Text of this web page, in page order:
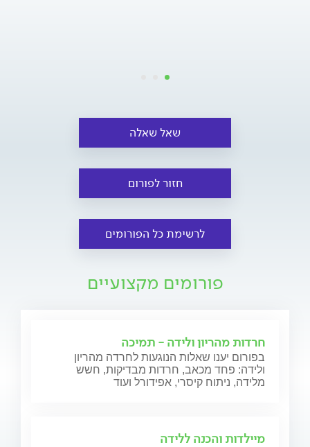
שאל שאלה
חזור לפורום
לרשימת כל הפורומים
פורומים מקצועיים
חרדות מהריון ולידה - תמיכה
בפורום יענו שאלות הנוגעות לחרדה מהריון
ולידה: פחד מכאב, חרדות מבדיקות, חשש
מלידה, ניתוח קיסרי, אפידורל ועוד
מיילדות והכנה ללידה